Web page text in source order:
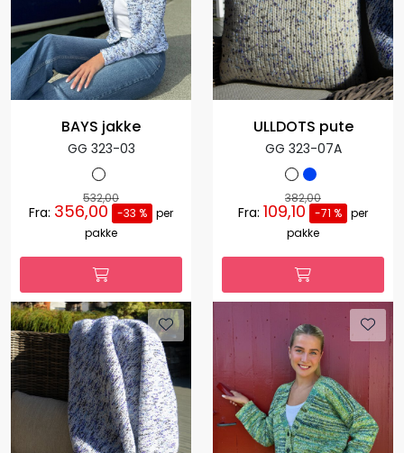
BAYS jakke
GG 323-03
532,00
Fra: 356,00 -33 % per
pakke
ULLDOTS pute
GG 323-07A
382,00
Fra: 109,10 -71 % per
pakke